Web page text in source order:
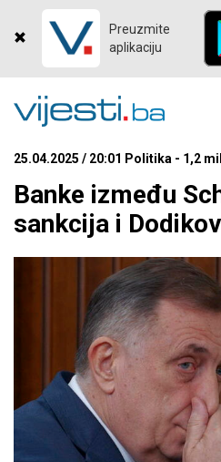
Preuzmite
aplikaciju
25.04.2025 / 20:01 Politika - 1,2
Banke između
sankcija i